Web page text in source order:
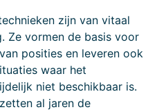
zijn van vitaal
Ze vormen de basis voor
posities en leveren ook
waar het
niet beschikbaar is.
al jaren de